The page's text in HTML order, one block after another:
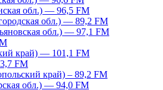
обл.) — 96,5 FM
обл.) — 89,2 FM
обл.) — 97,1 FM
край) — 101,1 FM
FM
край) – 89,2 FM
обл.) — 94,0 FM